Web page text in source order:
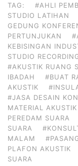
TAG:
#AHLI
STUDIO LATIHAN
GEDUNG
PERTUNJUKAN
KEBISINGAN
STUDIO
#AKUSTIK RUANG
IBADAH
#BUAT
AKUSTIK
#JASA DESAIN
MATERIAL
PEREDAM SUARA
SUARA
MALAM
PLAFON AKUSTIK
SUARA